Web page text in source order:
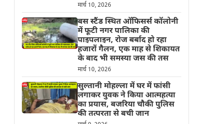
मार्च 10, 2026
बस स्टैंड स्थित ऑफिसर्स कॉलोनी
में फूटी नगर पालिका की
पाइपलाइन, रोज बर्बाद हो रहा
हजारों गैलन, एक माह से शिकायत
के बाद भी समस्या जस की तस
मार्च 10, 2026
सुल्तानी मोहल्ला में घर में फांसी
लगाकर युवक ने किया आत्महत्या
का प्रयास, बजरिया चौकी पुलिस
की तत्परता से बची जान